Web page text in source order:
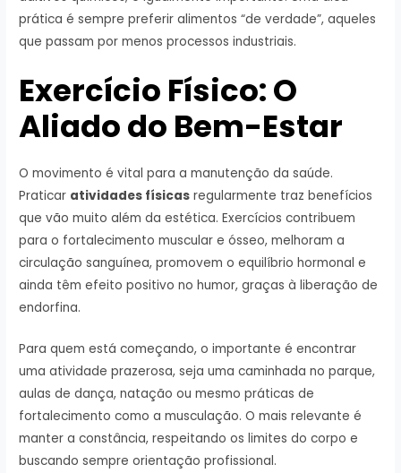
prática é sempre preferir alimentos “de verdade”, aqueles
que passam por menos processos industriais.
Exercício Físico: O
Aliado do Bem-Estar
O movimento é vital para a manutenção da saúde.
Praticar atividades físicas regularmente traz benefícios
que vão muito além da estética. Exercícios contribuem
para o fortalecimento muscular e ósseo, melhoram a
circulação sanguínea, promovem o equilíbrio hormonal e
ainda têm efeito positivo no humor, graças à liberação de
endorfina.
Para quem está começando, o importante é encontrar
uma atividade prazerosa, seja uma caminhada no parque,
aulas de dança, natação ou mesmo práticas de
fortalecimento como a musculação. O mais relevante é
manter a constância, respeitando os limites do corpo e
buscando sempre orientação profissional.